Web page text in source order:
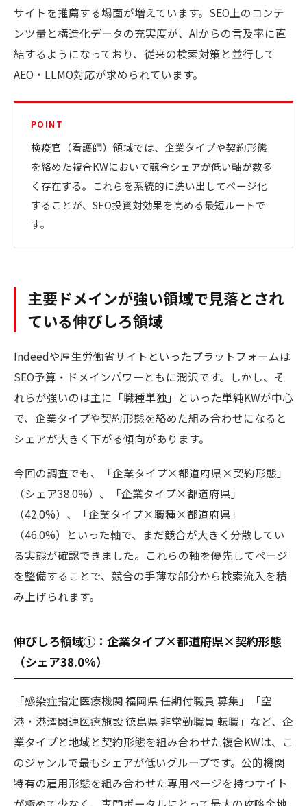
サイトを推薦する場面が増えています。SEO上のコンテ
ンツ量と構造化データの充実度が、AIからの言及率に直
結するようになっており、従来の検索対策と並行して
AEO・LLMO対応が求められています。
POINT
検疫官（看護師）領域では、企業タイプや契約形態
を絡めた複合KWにおいて競合シェアが低い軸が数多
く存在する。これらを系統的に洗い出してページ化
することが、SEO投資対効果を高める最短ルートで
す。
主要ドメインが強い領域で見落とされ
ている伸びしろ領域
Indeedや厚生労働省サイトといったプラットフォームは
SEO予算・ドメインパワーともに潤沢です。しかし、そ
れらが強いのは主に「職種単独」といった単純KWが中心
で、企業タイプや契約形態を絡めた組み合わせになると
シェアが大きく下がる傾向があります。
今回の調査でも、「企業タイプ×都道府県×契約形態」
（シェア38.0%）、「企業タイプ×都道府県」
（42.0%）、「企業タイプ×職種×都道府県」
（46.0%）といった軸で、まだ競合が大きく分散してい
る実態が確認できました。これらの軸を優先してページ
を整備することで、競合の手薄な部分から検索流入を積
み上げられます。
伸びしろ領域①：企業タイプ×都道府県×契約形態
（シェア38.0%）
「感染症指定医療機関 福岡県 任期付職員 募集」「空
港・港湾関連医療施設 徳島県 非常勤職員 転職」など、企
業タイプと地域と契約形態を組み合わせた複合KWは、こ
のジャンルで最もシェアが低いグループです。公的機関
特有の雇用形態を組み合わせた専用ページを持つサイト